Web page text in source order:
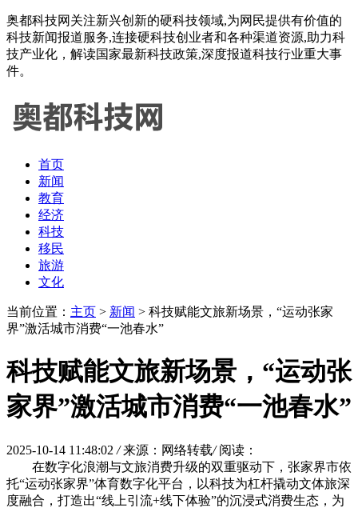
奥都科技网关注新兴创新的硬科技领域,为网民提供有价值的
科技新闻报道服务,连接硬科技创业者和各种渠道资源,助力科
技产业化，解读国家最新科技政策,深度报道科技行业重大事
件。
首页
新闻
教育
经济
科技
移民
旅游
文化
当前位置： 主页 > 新闻 > 科技赋能文旅新场景，“运动张家
界”激活城市消费“一池春水”
科技赋能文旅新场景，“运动张
家界”激活城市消费“一池春水”
2025-10-14 11:48:02 / 来源：网络转载/ 阅读：
在数字化浪潮与文旅消费升级的双重驱动下，张家界市依
托“运动张家界”体育数字化平台，以科技为杠杆撬动文体旅深
度融合，打造出“线上引流+线下体验”的沉浸式消费生态，为